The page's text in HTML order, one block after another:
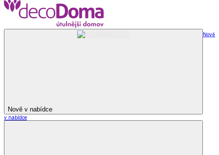
Nově v nabídce
Nově
v nabídce